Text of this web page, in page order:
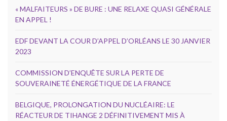
« MALFAITEURS » DE BURE : UNE RELAXE QUASI GÉNÉRALE
EN APPEL !
EDF DEVANT LA COUR D’APPEL D’ORLÉANS LE 30 JANVIER
2023
COMMISSION D’ENQUÊTE SUR LA PERTE DE
SOUVERAINETÉ ÉNERGÉTIQUE DE LA FRANCE
BELGIQUE, PROLONGATION DU NUCLÉAIRE: LE
RÉACTEUR DE TIHANGE 2 DÉFINITIVEMENT MIS À